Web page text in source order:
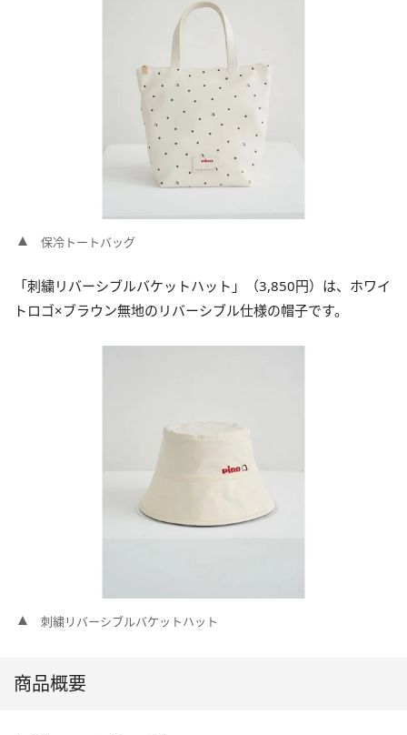
保冷トートバッグ
「刺繍リバーシブルバケットハット」（3,850円）は、ホワイ
トロゴ×ブラウン無地のリバーシブル仕様の帽子です。
刺繍リバーシブルバケットハット
商品概要